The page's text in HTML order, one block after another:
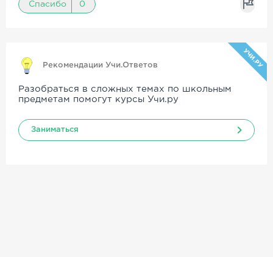
Спасибо 0
Рекомендации Учи.Ответов УЧИ.РУ
Разобраться в сложных темах по школьным
предметам помогут курсы Учи.ру
Заниматься